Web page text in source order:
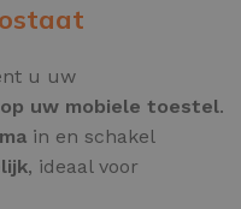
u uw
uw mobiele toestel.
in en schakel
, ideaal voor